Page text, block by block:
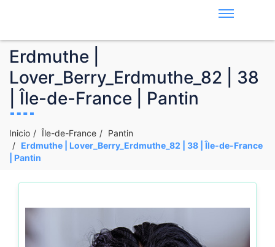
Erdmuthe |
Lover_Berry_Erdmuthe_82 | 38
| Île-de-France | Pantin
Inicio Île-de-France
Pantin
Erdmuthe | Lover_Berry_Erdmuthe_82 | 38 | Île-de-France
| Pantin